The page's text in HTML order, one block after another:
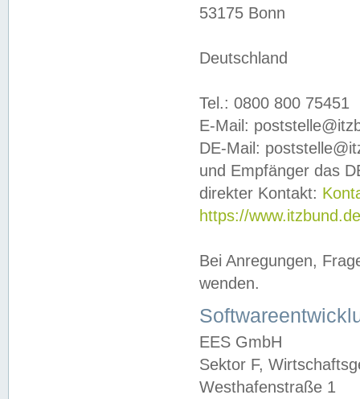
53175 Bonn
Deutschland
Tel.: 0800 800 75451
E-Mail:
DE-Mail:
und Empfänger das
direkter Kontakt:
https://
Bei Anregungen,
wenden.
EES GmbH
Sektor F,
Westhafenstraße 1